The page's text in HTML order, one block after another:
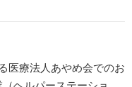
医療法人あやめ会でのお